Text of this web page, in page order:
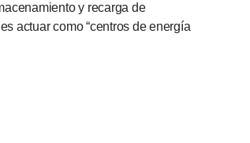
y recarga de
actuar como “centros de energía